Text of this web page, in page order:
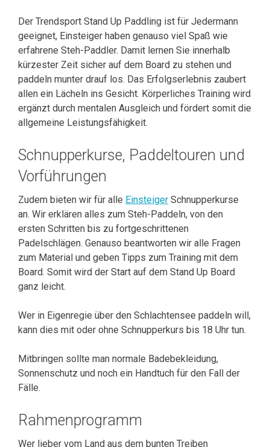
Der Trendsport Stand Up Paddling ist für Jedermann
geeignet, Einsteiger haben genauso viel Spaß wie
erfahrene Steh-Paddler. Damit lernen Sie innerhalb
kürzester Zeit sicher auf dem Board zu stehen und
paddeln munter drauf los. Das Erfolgserlebnis zaubert
allen ein Lächeln ins Gesicht. Körperliches Training wird
ergänzt durch mentalen Ausgleich und fördert somit die
allgemeine Leistungsfähigkeit.
Schnupperkurse, Paddeltouren und
Vorführungen
Zudem bieten wir für alle Einsteiger Schnupperkurse
an. Wir erklären alles zum Steh-Paddeln, von den
ersten Schritten bis zu fortgeschrittenen
Padelschlägen. Genauso beantworten wir alle Fragen
zum Material und geben Tipps zum Training mit dem
Board. Somit wird der Start auf dem Stand Up Board
ganz leicht.
Wer in Eigenregie über den Schlachtensee paddeln will,
kann dies mit oder ohne Schnupperkurs bis 18 Uhr tun.
Mitbringen sollte man normale Badebekleidung,
Sonnenschutz und noch ein Handtuch für den Fall der
Fälle.
Rahmenprogramm
Wer lieber vom Land aus dem bunten Treiben